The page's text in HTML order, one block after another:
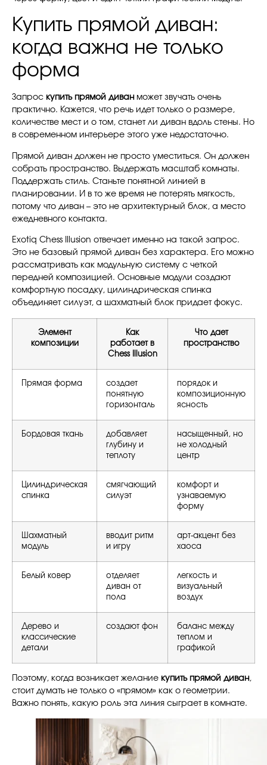
Купить прямой диван:
когда важна не только
форма
Запрос купить прямой диван может звучать очень
практично. Кажется, что речь идет только о размере,
количестве мест и о том, станет ли диван вдоль стены. Но
в современном интерьере этого уже недостаточно.
Прямой диван должен не просто уместиться. Он должен
собрать пространство. Выдержать масштаб комнаты.
Поддержать стиль. Станьте понятной линией в
планировании. И в то же время не потерять мягкость,
потому что диван – это не архитектурный блок, а место
ежедневного контакта.
Exotiq Chess Illusion отвечает именно на такой запрос.
Это не базовый прямой диван без характера. Его можно
рассматривать как модульную систему с четкой
передней композицией. Основные модули создают
комфортную посадку, цилиндрическая спинка
объединяет силуэт, а шахматный блок придает фокус.
Элемент
композиции
Как
работает в
Chess Illusion
Что дает
пространство
Прямая форма
создает
понятную
горизонталь
порядок и
композиционную
ясность
Бордовая ткань
добавляет
глубину и
теплоту
насыщенный, но
не холодный
центр
Цилиндрическая
спинка
смягчающий
силуэт
комфорт и
узнаваемую
форму
Шахматный
модуль
вводит ритм
и игру
арт-акцент без
хаоса
Белый ковер
отделяет
диван от
пола
легкость и
визуальный
воздух
Дерево и
классические
детали
создают фон
баланс между
теплом и
графикой
Поэтому, когда возникает желание купить прямой диван,
стоит думать не только о «прямом» как о геометрии.
Важно понять, какую роль эта линия сыграет в комнате.